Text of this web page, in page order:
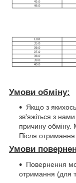
Умови обміну:
Якщо з
зв'яжіться з
причину обміну.
Після отримання
Умови
Повернення
отримання (для